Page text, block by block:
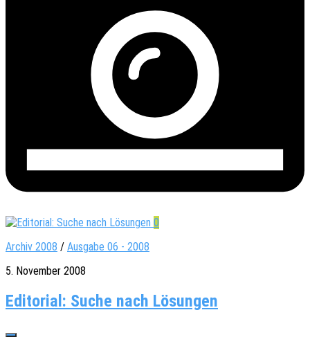
0
Archiv 2008 / Ausgabe 06 - 2008
5. November 2008
Editorial: Suche nach Lösungen